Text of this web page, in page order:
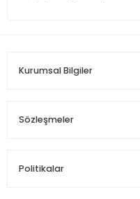
Kurumsal Bilgiler
Sözleşmeler
Politikalar